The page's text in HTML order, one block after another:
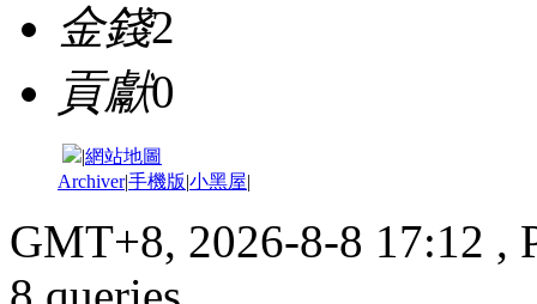
金錢2
貢獻0
|網站地圖
Archiver|手機版|小黑屋|
GMT+8, 2026-8-8 17:12 ,